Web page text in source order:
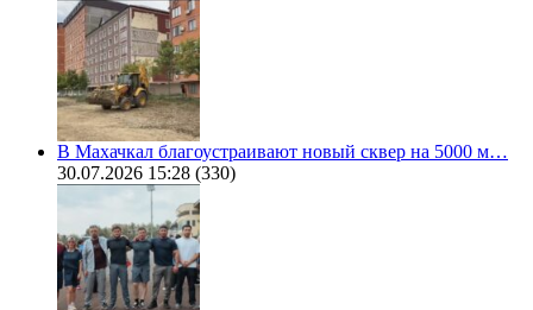
В Махачкал благоустраивают новый сквер на 5000 м…
30.07.2026 15:28 (330)